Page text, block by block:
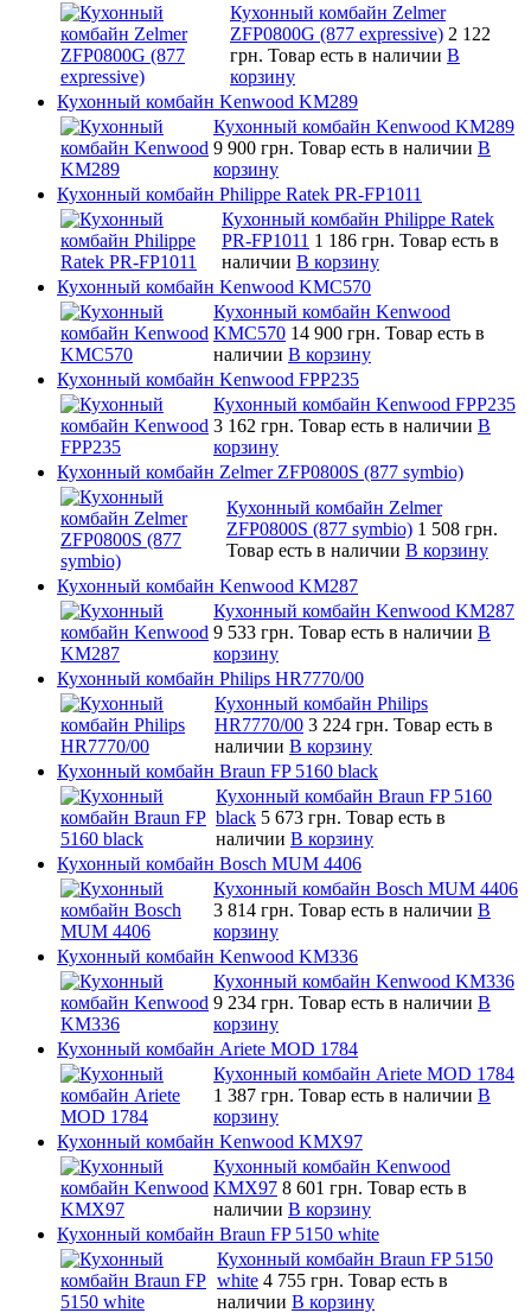
Кухонный комбайн Zelmer
ZFP0800G (877 expressive) 2 122
грн. Товар есть в наличии В
корзину
Кухонный комбайн Kenwood KM289
Кухонный комбайн Kenwood KM289
9 900 грн. Товар есть в наличии В
корзину
Кухонный комбайн Philippe Ratek PR-FP1011
Кухонный комбайн Philippe Ratek
PR-FP1011 1 186 грн. Товар есть в
наличии В корзину
Кухонный комбайн Kenwood KMC570
Кухонный комбайн Kenwood
KMC570 14 900 грн. Товар есть в
наличии В корзину
Кухонный комбайн Kenwood FPP235
Кухонный комбайн Kenwood FPP235
3 162 грн. Товар есть в наличии В
корзину
Кухонный комбайн Zelmer ZFP0800S (877 symbio)
Кухонный комбайн Zelmer
ZFP0800S (877 symbio) 1 508 грн.
Товар есть в наличии В корзину
Кухонный комбайн Kenwood KM287
Кухонный комбайн Kenwood KM287
9 533 грн. Товар есть в наличии В
корзину
Кухонный комбайн Philips HR7770/00
Кухонный комбайн Philips
HR7770/00 3 224 грн. Товар есть в
наличии В корзину
Кухонный комбайн Braun FP 5160 black
Кухонный комбайн Braun FP 5160
black 5 673 грн. Товар есть в
наличии В корзину
Кухонный комбайн Bosch MUM 4406
Кухонный комбайн Bosch MUM 4406
3 814 грн. Товар есть в наличии В
корзину
Кухонный комбайн Kenwood KM336
Кухонный комбайн Kenwood KM336
9 234 грн. Товар есть в наличии В
корзину
Кухонный комбайн Ariete MOD 1784
Кухонный комбайн Ariete MOD 1784
1 387 грн. Товар есть в наличии В
корзину
Кухонный комбайн Kenwood KMX97
Кухонный комбайн Kenwood
KMX97 8 601 грн. Товар есть в
наличии В корзину
Кухонный комбайн Braun FP 5150 white
Кухонный комбайн Braun FP 5150
white 4 755 грн. Товар есть в
наличии В корзину